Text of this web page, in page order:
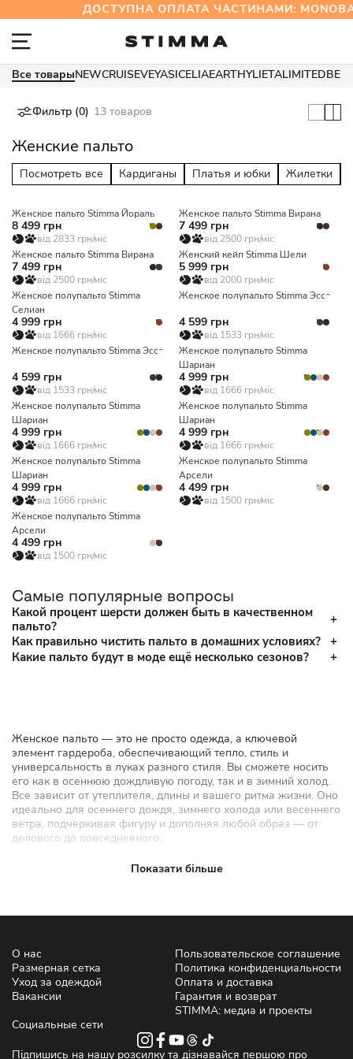
ДОСТУПНА ОПЛАТА ЧАСТИНАМИ:
Все товарыNEWCRUISEVEYASICELIAEARTHYLIETALIMITED
Фильтр (0) 13 товаров
Женские пальто
Посмотреть все Кардиганы Платья и юбки Жилетки
Женское пальто Stimma Йораль
8 499 грн
від 2833 грн/міс
Женское пальто Stimma Вирана
7 499 грн
від 2500 грн/міс
Женское пальто Stimma Вирана
7 499 грн
від 2500 грн/міс
Женский кейп Stimma Шели
5 999 грн
від 2000 грн/міс
Женское полупальто Stimma
Селиан
4 999 грн
від 1666 грн/міс
Женское полупальто Stimma Эсса
4 599 грн
від 1533 грн/міс
Женское полупальто Stimma Эсса
4 599 грн
від 1533 грн/міс
Женское полупальто Stimma
Шариан
4 999 грн
від 1666 грн/міс
Женское полупальто Stimma
Шариан
4 999 грн
від 1666 грн/міс
Женское полупальто Stimma
Шариан
4 999 грн
від 1666 грн/міс
Женское полупальто Stimma
Шариан
4 999 грн
від 1666 грн/міс
Женское полупальто Stimma
Арсели
4 499 грн
від 1500 грн/міс
Женское полупальто Stimma
Арсели
4 499 грн
від 1500 грн/міс
Самые популярные вопросы
Какой процент шерсти должен быть в качественном
пальто?
Как правильно чистить пальто в домашних условиях?
Какие пальто будут в моде ещё несколько сезонов?
Женское пальто — это не просто одежда, а ключевой
элемент гардероба, обеспечивающий тепло, стиль и
универсальность в луках разного стиля. Вы сможете носить
его как в осеннюю дождливую погоду, так и в зимний холод.
Все зависит от утеплителя, длины и вашего ритма жизни. Оно
идеально для осеннего дождя, зимнего холода или весеннего
ветра, подчеркивая фигуру и дополняя любой образ — от
делового до повседневного.
В коллекции украинского бренда STIMMA представлены
Прямой крой, двубортная застежка и мягкая подкладка из
вискозы создают уют в любую погоду.
Актуальные модели женских
пальто — осень, зима и весна
2026
Показати більше
О нас
Размерная сетка
Уход за одеждой
Вакансии
Пользовательское соглашение
Политика конфиденциальности
Оплата и доставка
Гарантия и возврат
STIMMA: медиа и проекты
Социальные сети
Підпишись на нашу розсилку та дізнавайся першою про